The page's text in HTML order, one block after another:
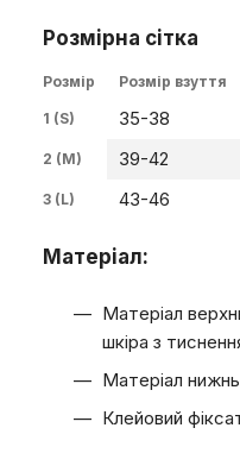
Розмірна сітка
Розмір Розмір взуття
1 (S) 35-38
2 (M) 39-42
3 (L) 43-46
Матеріал:
Матеріал
шкіра з
Матеріал
Клейовий